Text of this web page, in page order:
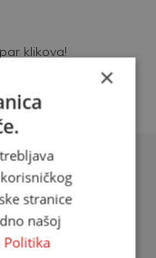
klikova!
×
stranice
našoj
Politika